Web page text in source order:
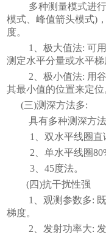
多种测量模式进
模式、峰值箭头模式)
度。
1、极大值法: 可
测定水平分量或水平
2、极小值法: 用
其最小值的位置来定位
(三)测深方法多:
具有多种测深方
1、双水平线圈直
2、单水平线圈
3、45度法。
(四)抗干扰性强
1、观测参数多:
梯度。
2、发射功率大: